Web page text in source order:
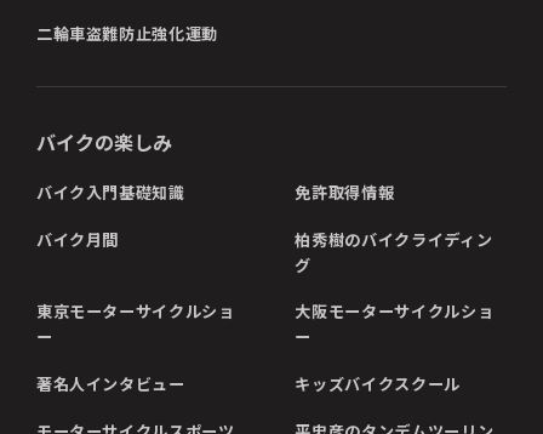
二輪車盗難防止強化運動
バイクの楽しみ
バイク入門基礎知識 免許取得情報
バイク月間
柏秀樹のバイクライディン
グ
東京モーターサイクルショ
ー
大阪モーターサイクルショ
ー
著名人インタビュー キッズバイクスクール